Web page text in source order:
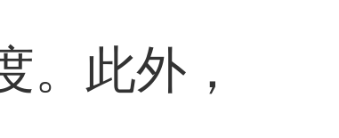
。此外，